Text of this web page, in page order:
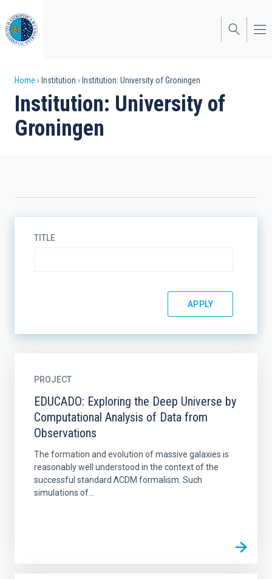
to
main
content
Breadcrumb
Home Institution Institution: University of Groningen
Institution: University of
Groningen
TITLE
PROJECT
EDUCADO: Exploring the Deep Universe by
Computational Analysis of Data from
Observations
The formation and evolution of massive galaxies is
reasonably well understood in the context of the
successful standard ΛCDM formalism. Such
simulations of...